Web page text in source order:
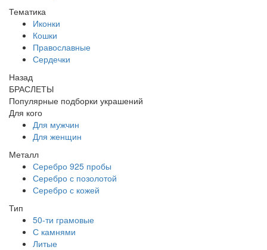
Тематика
Иконки
Кошки
Православные
Сердечки
Назад
БРАСЛЕТЫ
Популярные подборки украшений
Для кого
Для мужчин
Для женщин
Металл
Серебро 925 пробы
Серебро с позолотой
Серебро с кожей
Тип
50-ти грамовые
С камнями
Литые